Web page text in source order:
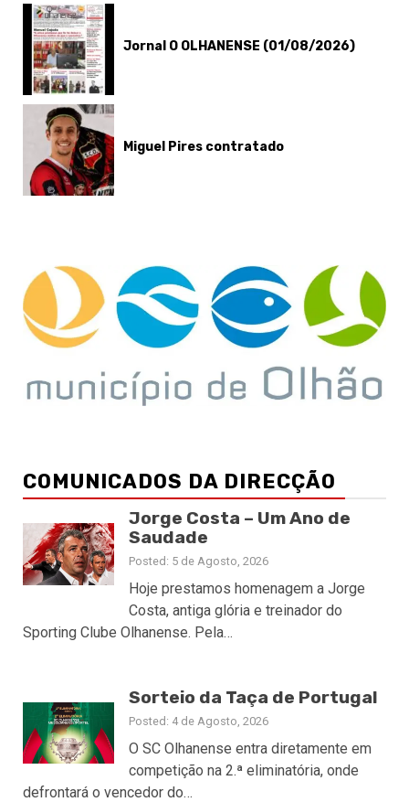
Jornal O OLHANENSE (01/08/2026)
Miguel Pires contratado
COMUNICADOS DA DIRECÇÃO
Jorge Costa – Um Ano de
Saudade
Posted: 5 de Agosto, 2026
Hoje prestamos homenagem a Jorge
Costa, antiga glória e treinador do
Sporting Clube Olhanense. Pela…
Sorteio da Taça de Portugal
Posted: 4 de Agosto, 2026
O SC Olhanense entra diretamente em
competição na 2.ª eliminatória, onde
defrontará o vencedor do…